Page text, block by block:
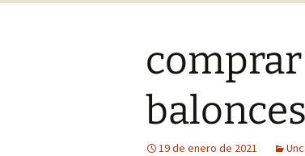
19 de enero de 2021